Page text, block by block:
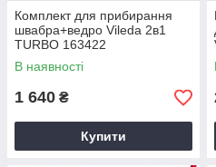
Комплект для прибирання
швабра+ведро Vileda 2в1
TURBO 163422
В наявності
1 640 ₴
Купити